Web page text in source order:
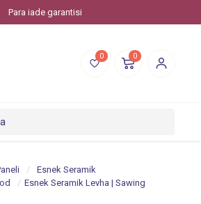
Para iade garantisi
0 0
/
Esnek Seramik
/ Esnek Seramik Levha | Sawing